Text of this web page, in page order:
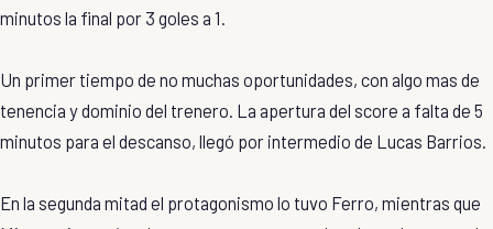
minutos la final por 3 goles a 1.
Un primer tiempo de no muchas oportunidades, con algo mas de
tenencia y dominio del trenero. La apertura del score a falta de 5
minutos para el descanso, llegó por intermedio de Lucas Barrios.
En la segunda mitad el protagonismo lo tuvo Ferro, mientras que